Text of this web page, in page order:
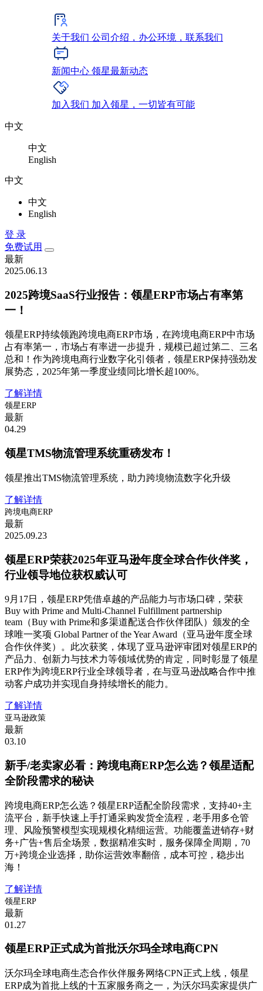
关于我们 公司介绍，办公环境，联系我们
新闻中心 领星最新动态
加入我们 加入领星，一切皆有可能
中文
中文
English
中文
中文
English
登 录
免费试用
最新
2025.06.13
2025跨境SaaS行业报告：领星ERP市场占有率第
一！
领星ERP持续领跑跨境电商ERP市场，在跨境电商ERP中市场
占有率第一，市场占有率进一步提升，规模已超过第二、三名
总和！作为跨境电商行业数字化引领者，领星ERP保持强劲发
展势态，2025年第一季度业绩同比增长超100%。
了解详情
领星ERP
最新
04.29
领星TMS物流管理系统重磅发布！
领星推出TMS物流管理系统，助力跨境物流数字化升级
了解详情
跨境电商ERP
最新
2025.09.23
领星ERP荣获2025年亚马逊年度全球合作伙伴奖，
行业领导地位获权威认可
9月17日，领星ERP凭借卓越的产品能力与市场口碑，荣获
Buy with Prime and Multi-Channel Fulfillment partnership
team（Buy with Prime和多渠道配送合作伙伴团队）颁发的全
球唯一奖项 Global Partner of the Year Award（亚马逊年度全球
合作伙伴奖）。此次获奖，体现了亚马逊评审团对领星ERP的
产品力、创新力与技术力等领域优势的肯定，同时彰显了领星
ERP作为跨境ERP行业全球领导者，在与亚马逊战略合作中推
动客户成功并实现自身持续增长的能力。
了解详情
亚马逊政策
最新
03.10
新手/老卖家必看：跨境电商ERP怎么选？领星适配
全阶段需求的秘诀
跨境电商ERP怎么选？领星ERP适配全阶段需求，支持40+主
流平台，新手快速上手打通采购发货全流程，老手用多仓管
理、风险预警模型实现规模化精细运营。功能覆盖进销存+财
务+广告+售后全场景，数据精准实时，服务保障全周期，70
万+跨境企业选择，助你运营效率翻倍，成本可控，稳步出
海！
了解详情
领星ERP
最新
01.27
领星ERP正式成为首批沃尔玛全球电商CPN
沃尔玛全球电商生态合作伙伴服务网络CPN正式上线，领星
ERP成为首批上线的十五家服务商之一，为沃尔玛卖家提供广